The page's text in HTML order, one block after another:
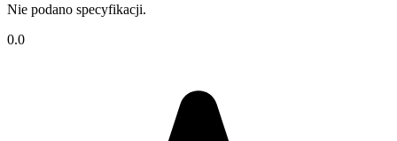
Nie podano specyfikacji.
0.0